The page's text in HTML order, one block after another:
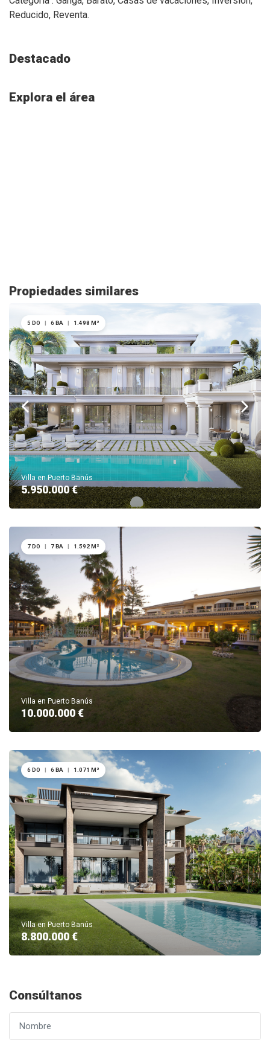
Reducido, Reventa.
Destacado
Explora el área
Propiedades similares
Villa en Puerto Banús
5.950.000 €
5 DO | 6 BA | 1.498 M²
Villa en Puerto Banús
10.000.000 €
7 DO | 7 BA | 1.592 M²
Villa en Puerto Banús
8.800.000 €
6 DO | 6 BA | 1.071 M²
Consúltanos